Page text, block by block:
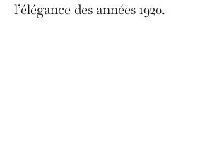
l’élégance des années 1920.